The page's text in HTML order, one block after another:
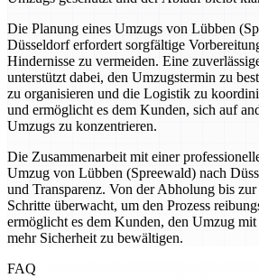
Die Planung eines Umzugs von Lübben
Düsseldorf erfordert sorgfältige
Hindernisse zu vermeiden. Eine
unterstützt dabei, den Umzugstermin zu
zu organisieren und die Logistik zu
und ermöglicht es dem Kunden, sich auf
Umzugs zu konzentrieren.
Die Zusammenarbeit mit einer
Umzug von Lübben (Spreewald) nach
und Transparenz. Von der Abholung bis
Schritte überwacht, um den Prozess
ermöglicht es dem Kunden, den Umzug
mehr Sicherheit zu bewältigen.
FAQ